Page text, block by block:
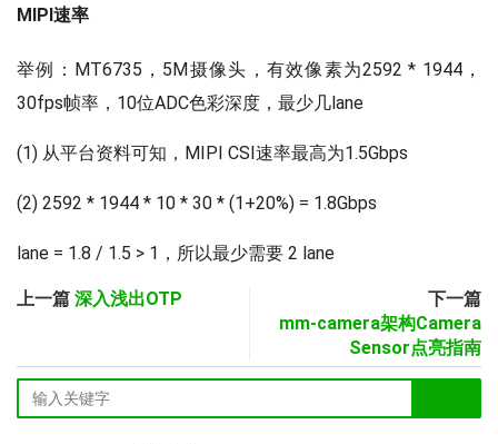
MIPI速率
举例：MT6735，5M摄像头，有效像素为2592 * 1944，
30fps帧率，10位ADC色彩深度，最少几lane
(1) 从平台资料可知，MIPI CSI速率最高为1.5Gbps
(2) 2592 * 1944 * 10 * 30 * (1+20%) = 1.8Gbps
lane = 1.8 / 1.5 > 1，所以最少需要 2 lane
上一篇 深入浅出OTP
下一篇
mm-camera架构Camera
Sensor点亮指南